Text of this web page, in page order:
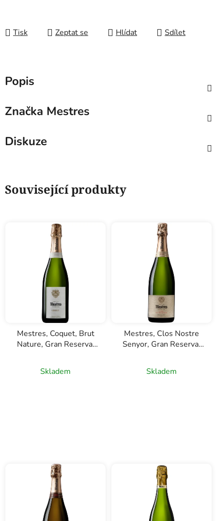
Tisk Zeptat se Hlídat Sdílet
Popis
Značka Mestres
Diskuze
Související produkty
Mestres, Coquet, Brut
Nature, Gran Reserva,
víno, 0,75l
Skladem
Mestres, Clos Nostre
Senyor, Gran Reserva,
víno, 0,75l
Skladem